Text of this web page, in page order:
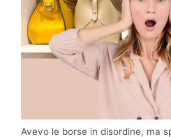
Avevo le borse in disordine, ma